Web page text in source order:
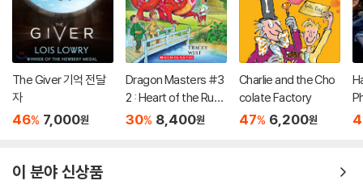
The Giver 기억 전달
자
46% 7,000원
Dragon Masters #3
2 : Heart of the Ruby
Dragon (A Branches
30% 8,400원
Charlie and the Cho
colate Factory
47% 6,200원
(
이 분야 신상품